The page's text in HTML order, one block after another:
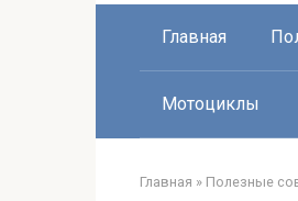
Главная
Мотоциклы
Главная » Полезные